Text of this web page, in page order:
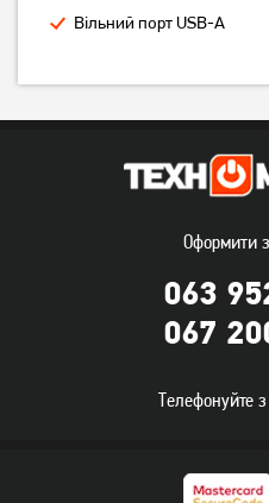
USB-хаб Maxxter HU3A-4P-
Вільний порт USB-A
Оформити
063
067
Телефонуйте